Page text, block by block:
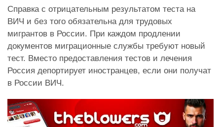
Справка с отрицательным результатом теста на
ВИЧ и без того обязательна для трудовых
мигрантов в России. При каждом продлении
документов миграционные службы требуют новый
тест. Вместо предоставления тестов и лечения
Россия депортирует иностранцев, если они получат
в России ВИЧ.